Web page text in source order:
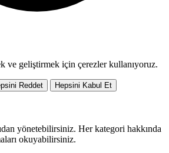
ve geliştirmek için çerezler kullanıyoruz.
Reddet Hepsini Kabul Et
yönetebilirsiniz. Her kategori hakkında
okuyabilirsiniz.